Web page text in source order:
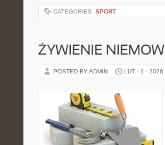
CATEGORIES: SPORT
ŻYWIENIE
POSTED BY ADMIN LUT - 1 - 2026